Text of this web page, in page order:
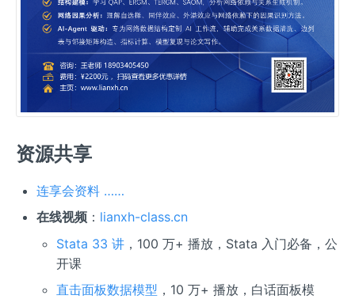
资源共享
连享会资料 ……
在线视频： lianxh-class.cn
Stata 33 讲 ，100 万+ 播放，Stata 入门必备，公
开课
直击面板数据模型 ，10 万+ 播放，白话面板模